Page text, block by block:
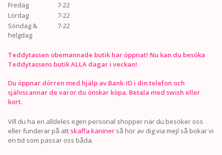
Fredag
7-22
Lördag
7-22
Söndag &
helgdag
7-22
Teddytassen obemannade butik har öppnat! Nu kan du besöka
Teddytassens butik ALLA dagar i veckan!
Du öppnar dörren med hjälp av Bank-ID i din telefon och
självscannar de varor du önskar köpa. Betala med swish eller
kort.
Vill du ha en alldeles egen personal shopper när du besöker oss
eller funderar på att skaffa kaniner så hör av dig via mejl så bokar vi
en tid som passar oss båda.